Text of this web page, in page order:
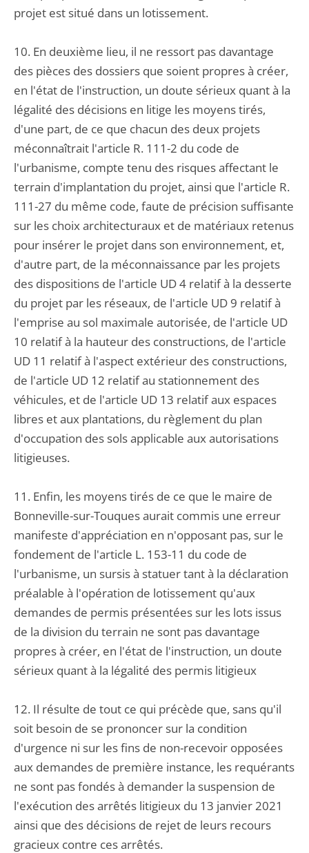
projet est situé dans un lotissement.
10. En deuxième lieu, il ne ressort pas davantage
des pièces des dossiers que soient propres à créer,
en l'état de l'instruction, un doute sérieux quant à la
légalité des décisions en litige les moyens tirés,
d'une part, de ce que chacun des deux projets
méconnaîtrait l'article R. 111-2 du code de
l'urbanisme, compte tenu des risques affectant le
terrain d'implantation du projet, ainsi que l'article R.
111-27 du même code, faute de précision suffisante
sur les choix architecturaux et de matériaux retenus
pour insérer le projet dans son environnement, et,
d'autre part, de la méconnaissance par les projets
des dispositions de l'article UD 4 relatif à la desserte
du projet par les réseaux, de l'article UD 9 relatif à
l'emprise au sol maximale autorisée, de l'article UD
10 relatif à la hauteur des constructions, de l'article
UD 11 relatif à l'aspect extérieur des constructions,
de l'article UD 12 relatif au stationnement des
véhicules, et de l'article UD 13 relatif aux espaces
libres et aux plantations, du règlement du plan
d'occupation des sols applicable aux autorisations
litigieuses.
11. Enfin, les moyens tirés de ce que le maire de
Bonneville-sur-Touques aurait commis une erreur
manifeste d'appréciation en n'opposant pas, sur le
fondement de l'article L. 153-11 du code de
l'urbanisme, un sursis à statuer tant à la déclaration
préalable à l'opération de lotissement qu'aux
demandes de permis présentées sur les lots issus
de la division du terrain ne sont pas davantage
propres à créer, en l'état de l'instruction, un doute
sérieux quant à la légalité des permis litigieux
12. Il résulte de tout ce qui précède que, sans qu'il
soit besoin de se prononcer sur la condition
d'urgence ni sur les fins de non-recevoir opposées
aux demandes de première instance, les requérants
ne sont pas fondés à demander la suspension de
l'exécution des arrêtés litigieux du 13 janvier 2021
ainsi que des décisions de rejet de leurs recours
gracieux contre ces arrêtés.